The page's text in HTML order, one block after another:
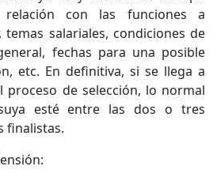
con las funciones a
temas salariales, condiciones de
fechas para una posible
etc. En definitiva, si se llega a
proceso de selección, lo normal
esté entre las dos o tres
finalistas.